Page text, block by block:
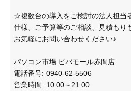
☆複数台の導入をご検討の法人担当
仕様、ご予算等のご相談、見積もり
お気軽にお問い合わせください♪
パソコン市場 ビバモール赤間店
電話番号: 0940-62-5506
営業時間: 10:00～21:00